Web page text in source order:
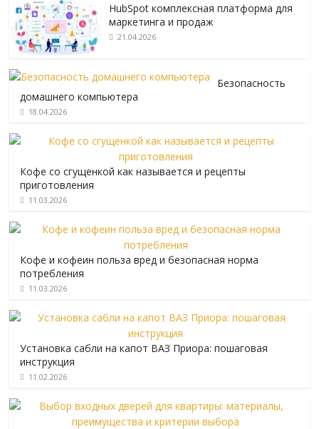
HubSpot комплексная платформа для
маркетинга и продаж
21.04.2026
Безопасность
домашнего компьютера
18.04.2026
Кофе со сгущенкой как называется и рецепты
приготовления
11.03.2026
Кофе и кофеин польза вред и безопасная норма
потребления
11.03.2026
Установка сабли на капот ВАЗ Приора: пошаговая
инструкция
11.02.2026